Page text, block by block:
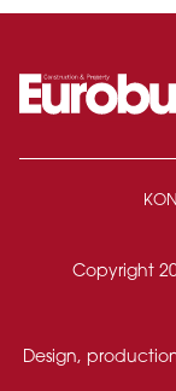
Copyright
Design,